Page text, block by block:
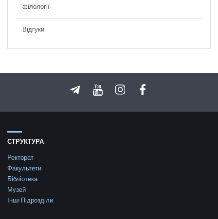
філології
Відгуки
СТРУКТУРА
Ректорат
Факультети
Бібліотека
Музей
Інші Підрозділи